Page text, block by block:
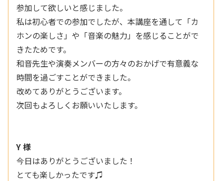
参加して欲しいと感じました。
私は初心者での参加でしたが、本講座を通して「カ
ホンの楽しさ」や「音楽の魅力」を感じることがで
きたためです。
和音先生や演奏メンバーの方々のおかげで有意義な
時間を過ごすことができました。
改めてありがとうございます。
次回もよろしくお願いいたします。
Y 様
今日はありがとうございました！
とても楽しかったです♫